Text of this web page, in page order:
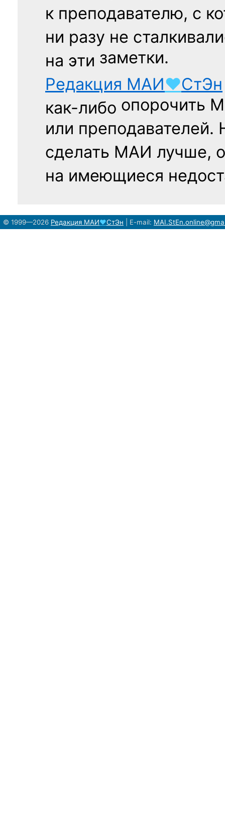
к преподавателю, с
ни разу не
на эти заметки.
Редакция МАИ♥СтЭн
как-либо опорочить
или
сделать МАИ лучше,
на имеющиеся
© 1999—2026 Редакция МАИ♥СтЭн E-mail: